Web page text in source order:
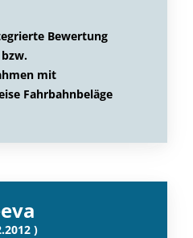
Bewertung
mit
Fahrbahnbeläge
)